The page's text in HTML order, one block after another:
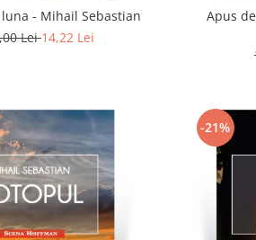
- Mihail Sebastian
Lei14,22 Lei
Apus
-21%